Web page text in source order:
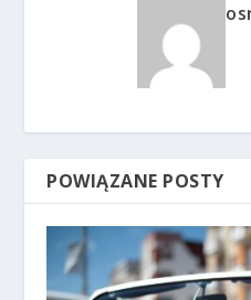
POWIĄZANE POSTY